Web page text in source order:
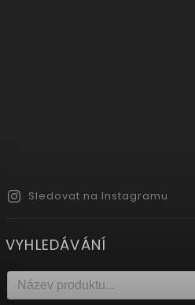
Sledovat na Instagramu
VYHLEDÁVÁNÍ